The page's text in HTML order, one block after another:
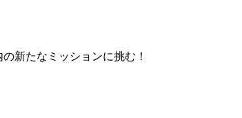
新たなミッションに挑む！